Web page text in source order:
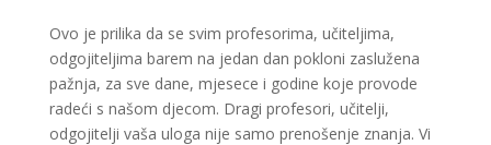
Ovo je prilika da se svim profesorima, učiteljima,
odgojiteljima barem na jedan dan pokloni zaslužena
pažnja, za sve dane, mjesece i godine koje provode
radeći s našom djecom. Dragi profesori, učitelji,
odgojitelji vaša uloga nije samo prenošenje znanja. Vi